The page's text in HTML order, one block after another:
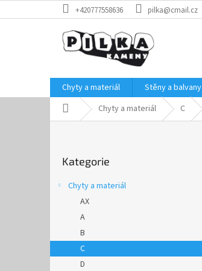
na
+420777558636 pilka@cmail.cz
Chyty a materiál Stěny a balvany
Domů Chyty a materiál C
a
kategorie
Kategorie
Chyty a materiál
AX
A
B
C
D